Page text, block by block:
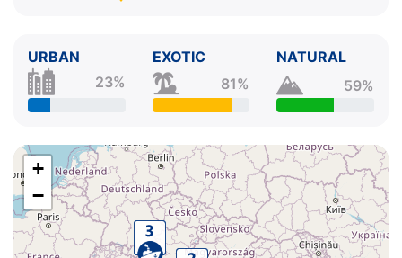
URBAN
23%
EXOTIC
81%
NATURAL
59%
+
−